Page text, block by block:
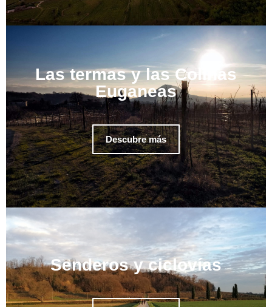
Las termas y las Colinas
Euganeas
Descubre más
Senderos y ciclovías